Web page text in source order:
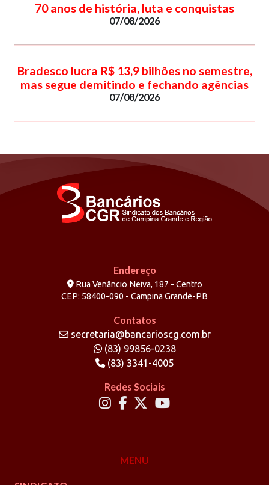
70 anos de história, luta e conquistas
07/08/2026
Bradesco lucra R$ 13,9 bilhões no semestre,
mas segue demitindo e fechando agências
07/08/2026
Endereço
Rua Venâncio Neiva, 187 - Centro
CEP: 58400-090 - Campina Grande-PB
Contatos
secretaria@bancarioscg.com.br
(83) 99856-0238
(83) 3341-4005
Redes Sociais
MENU